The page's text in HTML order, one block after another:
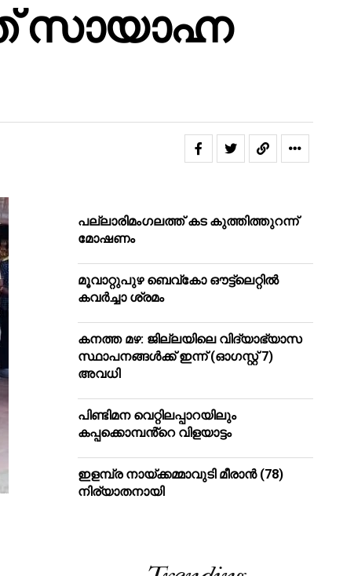
സായാഹ്ന
പ​ല്ലാ​രി​മം​ഗ​ല​ത്ത് ക​ട കു​ത്തി​ത്തുറ​ന്ന്
മോ​ഷ​ണം
മൂ​വാ​റ്റു​പു​ഴ ബെ​വ്കോ ഔ​ട്ട്‌​ലെ​റ്റിൽ
കവർച്ചാ ശ്രമം
കനത്ത മഴ: ജില്ലയിലെ വിദ്യാഭ്യാസ
സ്ഥാപനങ്ങള്‍ക്ക് ഇന്ന് (ഓഗസ്റ്റ് 7)
അവധി
പിണ്ടിമന വെറ്റിലപ്പാറയിലും
കപ്പക്കൊമ്പൻ്റെ വിളയാട്ടം
ഇളമ്പ്ര നായ്ക്കമ്മാവുടി മീരാൻ (78)
നിര്യാതനായി